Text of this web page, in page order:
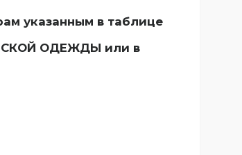
указанным в таблице
ОДЕЖДЫ или в